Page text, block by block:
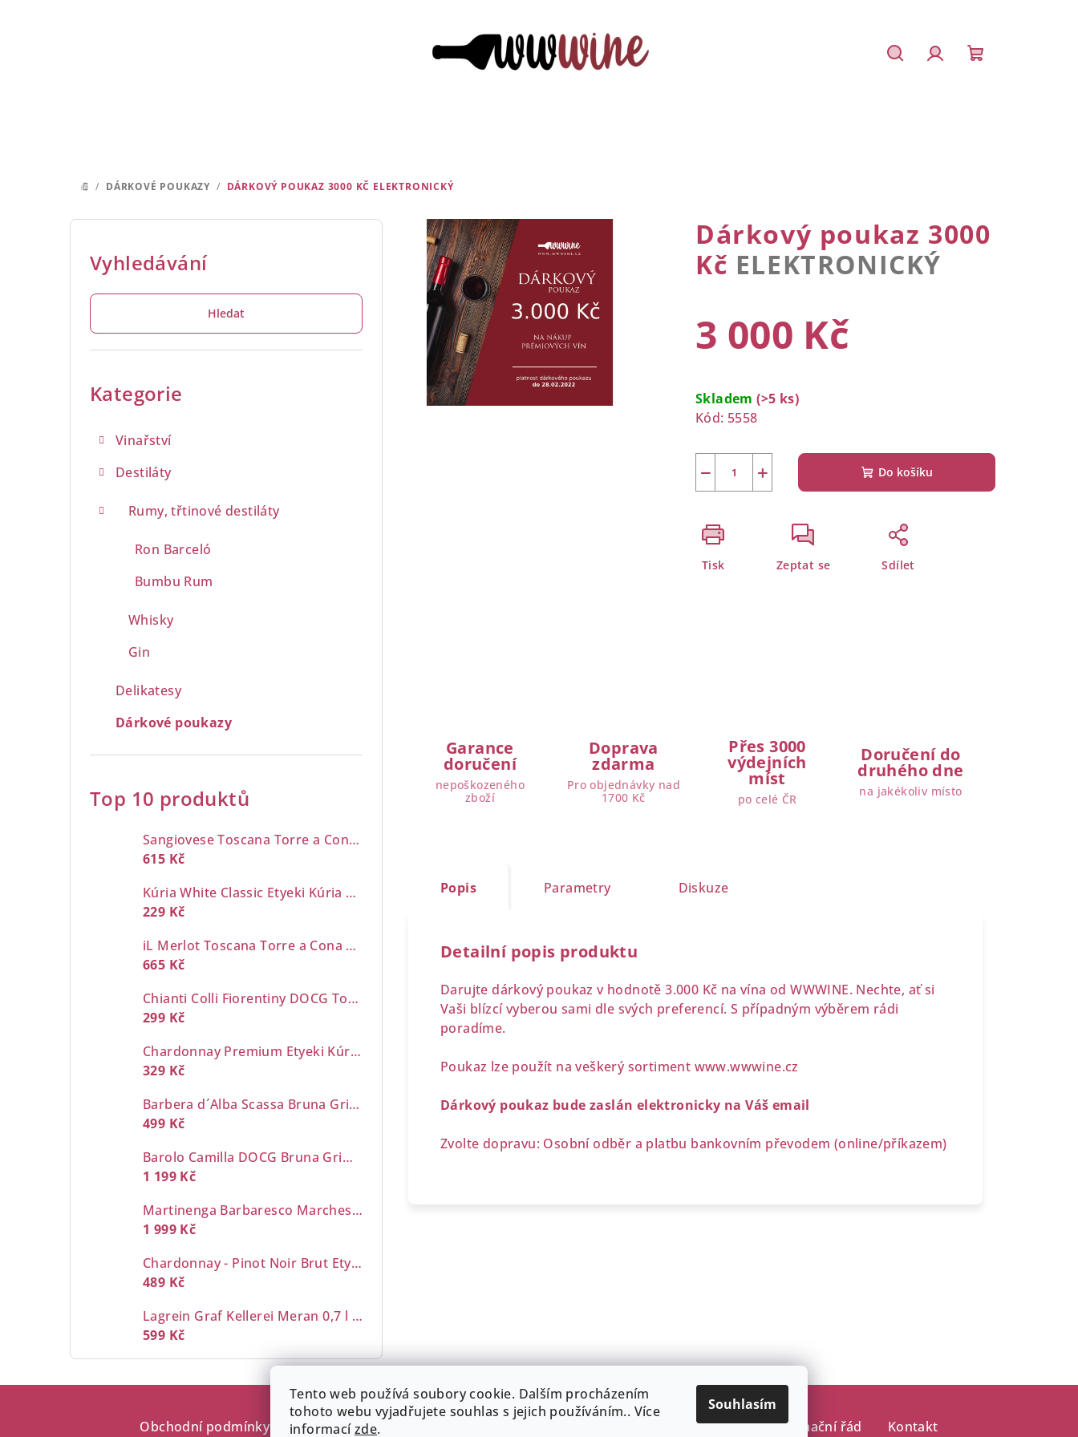
Tento web používá soubory cookie. Dalším procházením
tohoto webu vyjadřujete souhlas s jejich používáním.. Více
informacízde.
Souhlasím
DOMŮ
/ DÁRKOVÉ POUKAZY / DÁRKOVÝ POUKAZ 3000 KČ ELEKTRONICKÝ
P
Vyhledávání
Hledat
Kategorie
Vinařství
Destiláty
Rumy, třtinové destiláty
Ron Barceló
Bumbu Rum
Whisky
Gin
Delikatesy
Dárkové poukazy
Top 10 produktů
Sangiovese Toscana Torre a Cona 0,7 l
615 Kč
Kúria White Classic Etyeki Kúria 0,7 l
229 Kč
iL Merlot Toscana Torre a Cona 0,7 l
665 Kč
Chianti Colli Fiorentiny DOCG Torre a Cona 0,7 l
DOCG
299 Kč
Chardonnay Premium Etyeki Kúria 0,7 l
329 Kč
Barbera d´Alba Scassa Bruna Grimaldi 0,7 l
SUPERIORE DOC
499 Kč
Barolo Camilla DOCG Bruna Grimaldi 0,7 l
1 199 Kč
Martinenga Barbaresco Marchesi di Gresy 0,7 l
1 999 Kč
Chardonnay - Pinot Noir Brut Etyeki Kúria 0,7 l
489 Kč
Lagrein Graf Kellerei Meran 0,7 l
DOC
599 Kč
Dárkový poukaz 3000
Kč ELEKTRONICKÝ
3 000 Kč
cena:
Skladem(>5 ks)
Kód: 5558
+
− Do košíku
Tisk Zeptat se Sdílet
Garance
doručení
nepoškozeného
zboží
Doprava
zdarma
Pro objednávky nad
1700 Kč
Přes 3000
výdejních
míst
po celé ČR
Doručení do
druhého dne
na jakékoliv místo
Popis Parametry Diskuze
Detailní popis produktu
Darujte dárkový poukaz v hodnotě 3.000 Kč na vína od WWWINE. Nechte, ať si
Vaši blízcí vyberou sami dle svých preferencí. S případným výběrem rádi
poradíme.
Poukaz lze použít na veškerý sortiment www.wwwine.cz
Dárkový poukaz bude zaslán elektronicky na Váš email
Zvolte dopravu: Osobní odběr a platbu bankovním převodem (online/příkazem)
Obchodní podmínky Dodací a platební podmínky Podmínky zpracování osobních údajů Reklamační řád Kontakt